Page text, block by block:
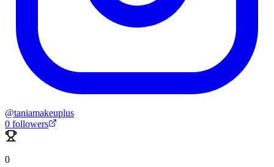
@taniamakeuplus
0 followers
0